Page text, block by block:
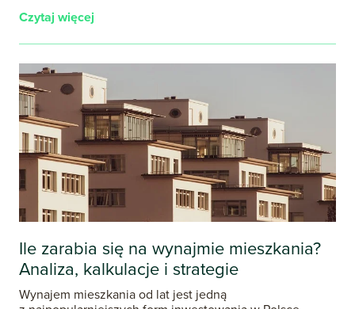
Czytaj więcej
Ile zarabia się na wynajmie mieszkania?
Analiza, kalkulacje i strategie
Wynajem mieszkania od lat jest jedną